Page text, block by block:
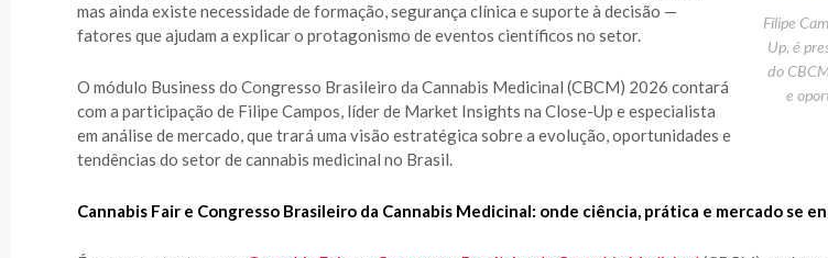
Filipe
Up, é
do
e
mas ainda existe necessidade de formação, segurança clínica e suporte à decisão —
fatores que ajudam a explicar o protagonismo de eventos científicos no setor.
O módulo Business do Congresso Brasileiro da Cannabis Medicinal (CBCM) 2026 contará
com a participação de Filipe Campos, líder de Market Insights na Close-Up e especialista
em análise de mercado, que trará uma visão estratégica sobre a evolução, oportunidades e
tendências do setor de cannabis medicinal no Brasil.
Cannabis Fair e Congresso Brasileiro da Cannabis Medicinal: onde ciência, prática e mercado se